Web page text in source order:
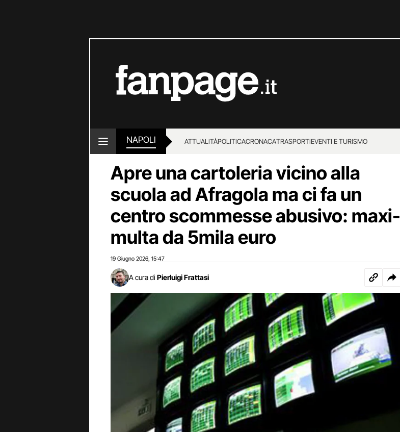
NAPOLI ATTUALITÀPOLITICACRONACATRASPORTIEVENTI E TURISMO
Apre una cartoleria vicino alla
scuola ad Afragola ma ci fa un
centro scommesse abusivo: maxi-
multa da 5mila euro
19 Giugno 2026 15:47
A cura di Pierluigi Frattasi